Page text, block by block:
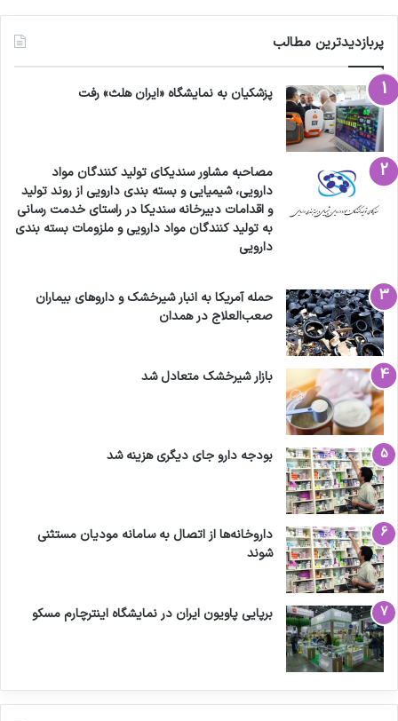
پربازدیدترین مطالب
پزشکیان به نمایشگاه «ایران هلث» رفت
مصاحبه مشاور سندیکای تولید کنندگان مواد
دارویی، شیمیایی و بسته بندی دارویی از روند تولید
و اقدامات دبیرخانه سندیکا در راستای خدمت رسانی
به تولید کنندگان مواد دارویی و ملزومات بسته بندی
دارویی
حمله آمریکا به انبار شیرخشک و داروهای بیماران
صعب‌العلاج در همدان
بازار شیرخشک متعادل شد
بودجه دارو جای دیگری هزینه شد
داروخانه‌ها از اتصال به سامانه مودیان مستثنی
شوند
برپایی پاویون ایران در نمایشگاه اینترچارم مسکو